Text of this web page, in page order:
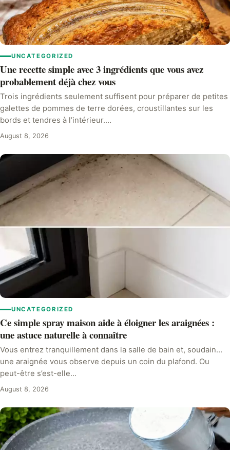
UNCATEGORIZED
Une recette simple avec 3 ingrédients que vous avez
probablement déjà chez vous
Trois ingrédients seulement suffisent pour préparer de petites
galettes de pommes de terre dorées, croustillantes sur les
bords et tendres à l’intérieur.…
August 8, 2026
UNCATEGORIZED
Ce simple spray maison aide à éloigner les araignées :
une astuce naturelle à connaître
Vous entrez tranquillement dans la salle de bain et, soudain…
une araignée vous observe depuis un coin du plafond. Ou
peut-être s’est-elle…
August 8, 2026